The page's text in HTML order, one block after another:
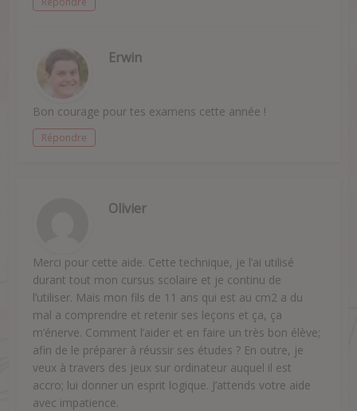
Erwin
Bon courage pour tes examens cette année !
Répondre
Olivier
Merci pour cette aide. Cette technique, je l’ai utilisé
durant tout mon cursus scolaire et je continu de
l’utiliser. Mais mon fils de 11 ans qui est au cm2 a du
mal a comprendre et retenir ses leçons et ça, ça
m’énerve. Comment l’aider et en faire un très bon élève;
afin de le préparer à réussir ses études ? En outre, je
veux à travers des jeux sur ordinateur auquel il est
accro; lui donner un esprit logique. J’attends votre aide
avec impatience.